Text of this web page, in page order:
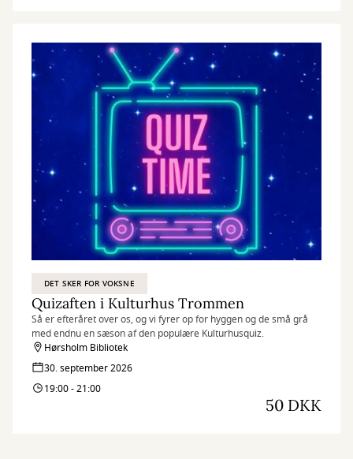
DET SKER FOR VOKSNE
Quizaften i Kulturhus Trommen
Så er efteråret over os, og vi fyrer op for hyggen og de små grå
med endnu en sæson af den populære Kulturhusquiz.
Hørsholm Bibliotek
30. september 2026
19:00 - 21:00
50 DKK